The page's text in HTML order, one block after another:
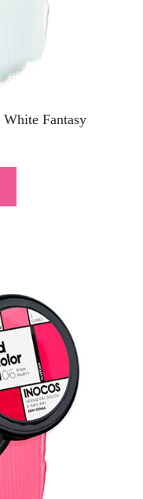
Fantasy